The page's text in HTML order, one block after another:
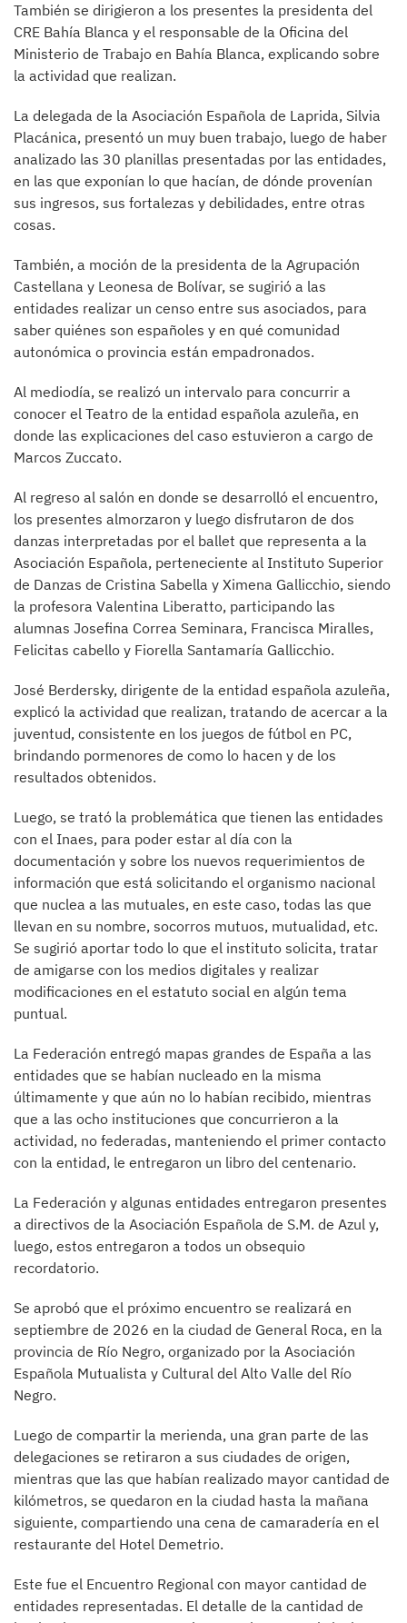
También se dirigieron a los presentes la presidenta del
CRE Bahía Blanca y el responsable de la Oficina del
Ministerio de Trabajo en Bahía Blanca, explicando sobre
la actividad que realizan.
La delegada de la Asociación Española de Laprida, Silvia
Placánica, presentó un muy buen trabajo, luego de haber
analizado las 30 planillas presentadas por las entidades,
en las que exponían lo que hacían, de dónde provenían
sus ingresos, sus fortalezas y debilidades, entre otras
cosas.
También, a moción de la presidenta de la Agrupación
Castellana y Leonesa de Bolívar, se sugirió a las
entidades realizar un censo entre sus asociados, para
saber quiénes son españoles y en qué comunidad
autonómica o provincia están empadronados.
Al mediodía, se realizó un intervalo para concurrir a
conocer el Teatro de la entidad española azuleña, en
donde las explicaciones del caso estuvieron a cargo de
Marcos Zuccato.
Al regreso al salón en donde se desarrolló el encuentro,
los presentes almorzaron y luego disfrutaron de dos
danzas interpretadas por el ballet que representa a la
Asociación Española, perteneciente al Instituto Superior
de Danzas de Cristina Sabella y Ximena Gallicchio, siendo
la profesora Valentina Liberatto, participando las
alumnas Josefina Correa Seminara, Francisca Miralles,
Felicitas cabello y Fiorella Santamaría Gallicchio.
José Berdersky, dirigente de la entidad española azuleña,
explicó la actividad que realizan, tratando de acercar a la
juventud, consistente en los juegos de fútbol en PC,
brindando pormenores de como lo hacen y de los
resultados obtenidos.
Luego, se trató la problemática que tienen las entidades
con el Inaes, para poder estar al día con la
documentación y sobre los nuevos requerimientos de
información que está solicitando el organismo nacional
que nuclea a las mutuales, en este caso, todas las que
llevan en su nombre, socorros mutuos, mutualidad, etc.
Se sugirió aportar todo lo que el instituto solicita, tratar
de amigarse con los medios digitales y realizar
modificaciones en el estatuto social en algún tema
puntual.
La Federación entregó mapas grandes de España a las
entidades que se habían nucleado en la misma
últimamente y que aún no lo habían recibido, mientras
que a las ocho instituciones que concurrieron a la
actividad, no federadas, manteniendo el primer contacto
con la entidad, le entregaron un libro del centenario.
La Federación y algunas entidades entregaron presentes
a directivos de la Asociación Española de S.M. de Azul y,
luego, estos entregaron a todos un obsequio
recordatorio.
Se aprobó que el próximo encuentro se realizará en
septiembre de 2026 en la ciudad de General Roca, en la
provincia de Río Negro, organizado por la Asociación
Española Mutualista y Cultural del Alto Valle del Río
Negro.
Luego de compartir la merienda, una gran parte de las
delegaciones se retiraron a sus ciudades de origen,
mientras que las que habían realizado mayor cantidad de
kilómetros, se quedaron en la ciudad hasta la mañana
siguiente, compartiendo una cena de camaradería en el
restaurante del Hotel Demetrio.
Este fue el Encuentro Regional con mayor cantidad de
entidades representadas. El detalle de la cantidad de